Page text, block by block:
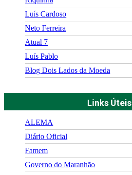
Luís Cardoso
Neto Ferreira
Atual 7
Luís Pablo
Blog Dois Lados da Moeda
Links Úteis
ALEMA
Diário Oficial
Famem
Governo do Maranhão